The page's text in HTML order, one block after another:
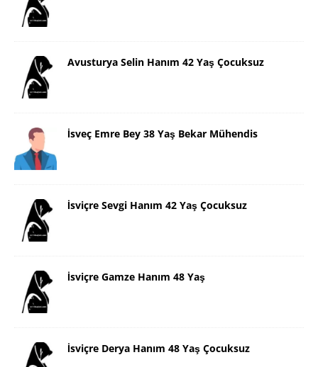
Avusturya Selin Hanım 42 Yaş Çocuksuz
İsveç Emre Bey 38 Yaş Bekar Mühendis
İsviçre Sevgi Hanım 42 Yaş Çocuksuz
İsviçre Gamze Hanım 48 Yaş
İsviçre Derya Hanım 48 Yaş Çocuksuz